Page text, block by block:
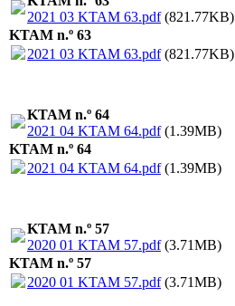
2021 03 KTAM 63.pdf(821.77KB)
KTAM n.º 63
2021 03 KTAM 63.pdf(821.77KB)
KTAM n.º 64
2021 04 KTAM 64.pdf(1.39MB)
KTAM n.º 64
2021 04 KTAM 64.pdf(1.39MB)
KTAM n.º 57
2020 01 KTAM 57.pdf(3.71MB)
KTAM n.º 57
2020 01 KTAM 57.pdf(3.71MB)